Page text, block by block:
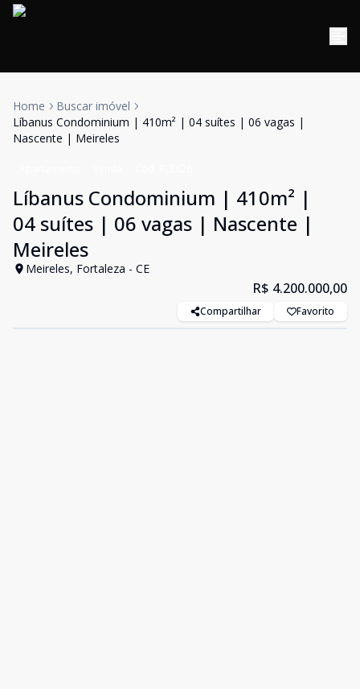
Home
Buscar imóvel
Líbanus Condominium | 410m² | 04 suítes | 06 vagas |
Nascente | Meireles
Líbanus Condominium | 410m² |
04 suítes | 06 vagas | Nascente |
Meireles
Meireles, Fortaleza - CE
R$ 4.200.000,00
Compartilhar Favorito